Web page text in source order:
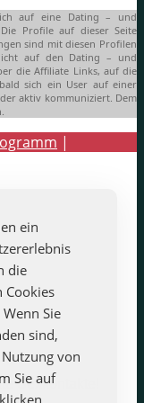
auf eine Dating – und
Profile auf dieser Seite
sind mit diesen Profilen
auf den Dating – und
die Affiliate Links, auf die
sich ein User auf einer
aktiv kommuniziert. Dem
|
Sexkontakte!
ein
die
Cookies
Sie
sind,
von
Sie auf